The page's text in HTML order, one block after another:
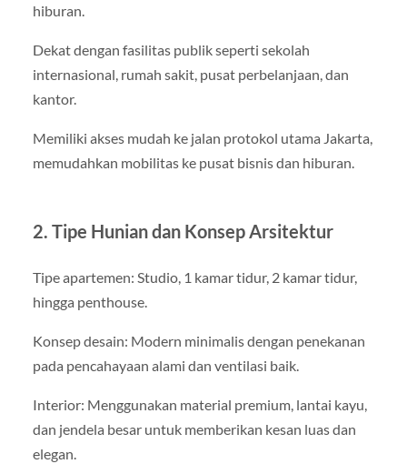
hiburan.
Dekat dengan fasilitas publik seperti sekolah
internasional, rumah sakit, pusat perbelanjaan, dan
kantor.
Memiliki akses mudah ke jalan protokol utama Jakarta,
memudahkan mobilitas ke pusat bisnis dan hiburan.
2. Tipe Hunian dan Konsep Arsitektur
Tipe apartemen: Studio, 1 kamar tidur, 2 kamar tidur,
hingga penthouse.
Konsep desain: Modern minimalis dengan penekanan
pada pencahayaan alami dan ventilasi baik.
Interior: Menggunakan material premium, lantai kayu,
dan jendela besar untuk memberikan kesan luas dan
elegan.